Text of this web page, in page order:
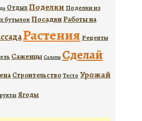
ОтдыхПоделки Поделки из
бутылокПосадки Работы на
Растения Рецепты
Саженцы Салаты Сделай
СтроительствоТесто Урожай
Ягоды